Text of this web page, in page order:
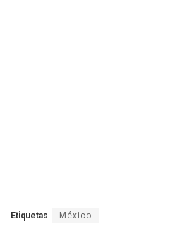
Etiquetas México